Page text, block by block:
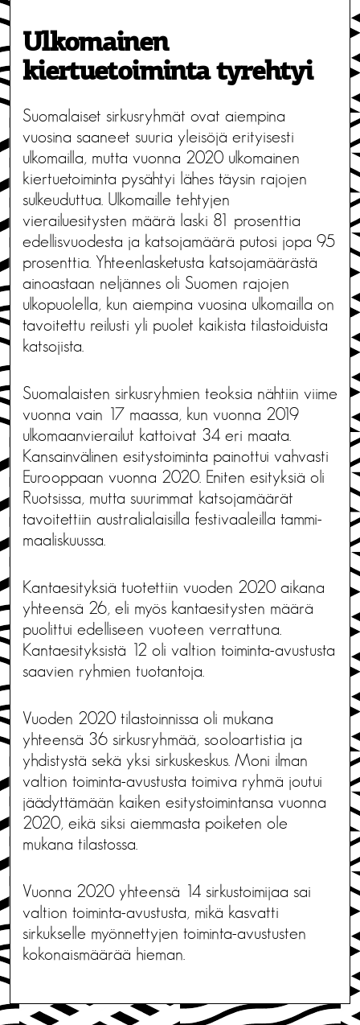
Ulkomainen
kiertuetoiminta tyrehtyi
Suomalaiset sirkusryhmät ovat aiempina
vuosina saaneet suuria yleisöjä erityisesti
ulkomailla, mutta vuonna 2020 ulkomainen
kiertuetoiminta pysähtyi lähes täysin rajojen
sulkeuduttua. Ulkomaille tehtyjen
vierailuesitysten määrä laski 81 prosenttia
edellisvuodesta ja katsojamäärä putosi jopa 95
prosenttia. Yhteenlasketusta katsojamäärästä
ainoastaan neljännes oli Suomen rajojen
ulkopuolella, kun aiempina vuosina ulkomailla on
tavoitettu reilusti yli puolet kaikista tilastoiduista
katsojista.
Suomalaisten sirkusryhmien teoksia nähtiin viime
vuonna vain 17 maassa, kun vuonna 2019
ulkomaanvierailut kattoivat 34 eri maata.
Kansainvälinen esitystoiminta painottui vahvasti
Eurooppaan vuonna 2020. Eniten esityksiä oli
Ruotsissa, mutta suurimmat katsojamäärät
tavoitettiin australialaisilla festivaaleilla tammi-
maaliskuussa.
Kantaesityksiä tuotettiin vuoden 2020 aikana
yhteensä 26, eli myös kantaesitysten määrä
puolittui edelliseen vuoteen verrattuna.
Kantaesityksistä 12 oli valtion toiminta-avustusta
saavien ryhmien tuotantoja.
Vuoden 2020 tilastoinnissa oli mukana
yhteensä 36 sirkusryhmää, sooloartistia ja
yhdistystä sekä yksi sirkuskeskus. Moni ilman
valtion toiminta-avustusta toimiva ryhmä joutui
jäädyttämään kaiken esitystoimintansa vuonna
2020, eikä siksi aiemmasta poiketen ole
mukana tilastossa.
Vuonna 2020 yhteensä 14 sirkustoimijaa sai
valtion toiminta-avustusta, mikä kasvatti
sirkukselle myönnettyjen toiminta-avustusten
kokonaismäärää hieman.